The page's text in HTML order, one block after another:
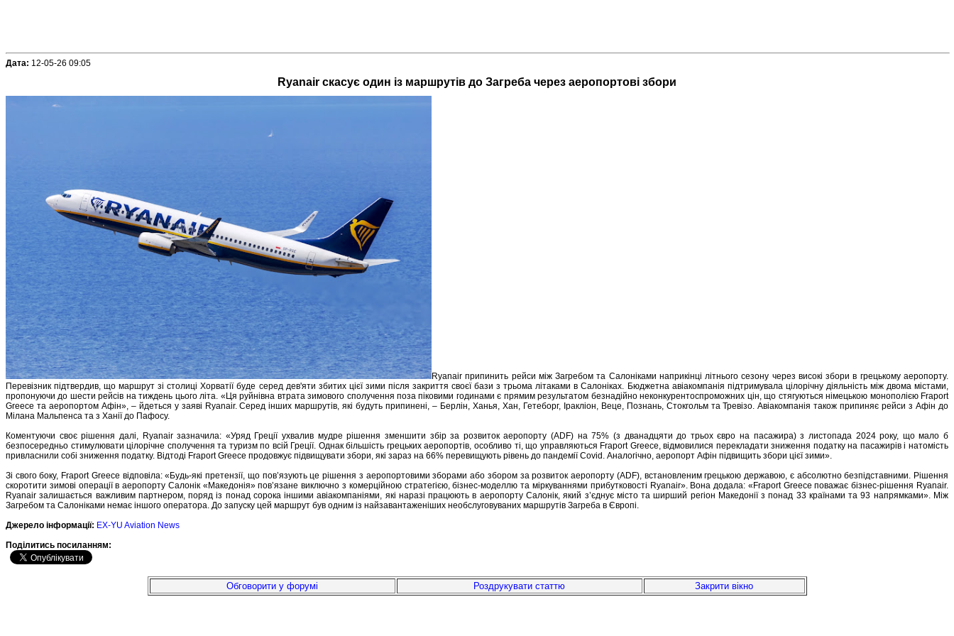
Дата: 12-05-26 09:05
Ryanair скасує один із маршрутів до Загреба через аеропортові збори
Ryanair припинить рейси між Загребом та Салоніками наприкінці літнього сезону через високі збори в грецькому аеропорту.
Перевізник підтвердив, що маршрут зі столиці Хорватії буде серед дев'яти збитих цієї зими після закриття своєї бази з трьома літаками в Салоніках. Бюджетна авіакомпанія підтримувала цілорічну діяльність між двома містами,
пропонуючи до шести рейсів на тиждень цього літа. «Ця руйнівна втрата зимового сполучення поза піковими годинами є прямим результатом безнадійно неконкурентоспроможних цін, що стягуються німецькою монополією Fraport
Greece та аеропортом Афін», – йдеться у заяві Ryanair. Серед інших маршрутів, які будуть припинені, – Берлін, Ханья, Хан, Гетеборг, Іракліон, Веце, Познань, Стокгольм та Тревізо. Авіакомпанія також припиняє рейси з Афін до
Мілана Мальпенса та з Ханії до Пафосу.
Коментуючи своє рішення далі, Ryanair зазначила: «Уряд Греції ухвалив мудре рішення зменшити збір за розвиток аеропорту (ADF) на 75% (з дванадцяти до трьох євро на пасажира) з листопада 2024 року, що мало б
безпосередньо стимулювати цілорічне сполучення та туризм по всій Греції. Однак більшість грецьких аеропортів, особливо ті, що управляються Fraport Greece, відмовилися перекладати зниження податку на пасажирів і натомість
привласнили собі зниження податку. Відтоді Fraport Greece продовжує підвищувати збори, які зараз на 66% перевищують рівень до пандемії Covid. Аналогічно, аеропорт Афін підвищить збори цієї зими».
Зі свого боку, Fraport Greece відповіла: «Будь-які претензії, що пов’язують це рішення з аеропортовими зборами або збором за розвиток аеропорту (ADF), встановленим грецькою державою, є абсолютно безпідставними. Рішення
скоротити зимові операції в аеропорту Салонік «Македонія» пов’язане виключно з комерційною стратегією, бізнес-моделлю та міркуваннями прибутковості Ryanair». Вона додала: «Fraport Greece поважає бізнес-рішення Ryanair.
Ryanair залишається важливим партнером, поряд із понад сорока іншими авіакомпаніями, які наразі працюють в аеропорту Салонік, який з’єднує місто та ширший регіон Македонії з понад 33 країнами та 93 напрямками». Між
Загребом та Салоніками немає іншого оператора. До запуску цей маршрут був одним із найзавантаженіших необслуговуваних маршрутів Загреба в Європі.
Джерело інформації: EX-YU Aviation News
Подiлитись посиланням:
Обговорити у форумі Роздрукувати статтю Закрити вікно